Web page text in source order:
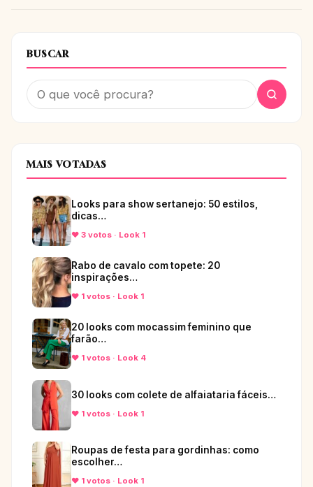
BUSCAR
MAIS VOTADAS
Looks para show sertanejo: 50 estilos,
dicas…
♥ 3 votos · Look 1
Rabo de cavalo com topete: 20
inspirações…
♥ 1 votos · Look 1
20 looks com mocassim feminino que
farão…
♥ 1 votos · Look 4
30 looks com colete de alfaiataria fáceis…
♥ 1 votos · Look 1
Roupas de festa para gordinhas: como
escolher…
♥ 1 votos · Look 1